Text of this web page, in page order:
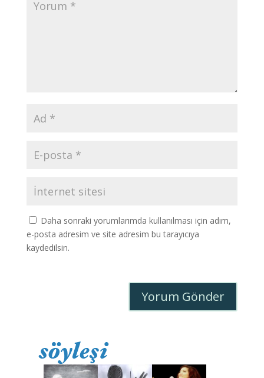
Daha sonraki yorumlarımda kullanılması için adım,
e-posta adresim ve site adresim bu tarayıcıya
kaydedilsin.